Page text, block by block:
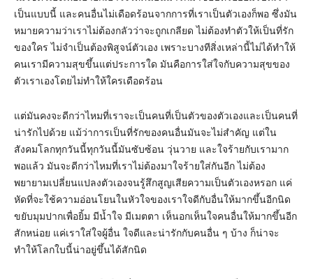
เป็นแบบนี้ และคนอื่นไม่เดือดร้อนจากการที่เราเป็นตัวเองก็พอ ซึ่งมัน
หมายความว่าเราไม่ต้องกลัวว่าจะถูกเกลียด ไม่ต้องทำตัวให้เป็นที่รัก
ของใคร ไม่จำเป็นต้องพิสูจน์ตัวเอง เพราะบางทีสิ่งเหล่านี้ไม่ได้ทำให้
คนเรามีความสุขขึ้นแต่ประการใด มันคือการใส่ใจกับความสุขของ
ตัวเราเองโดยไม่ทำให้ใครเดือดร้อน
แต่มันคงจะดีกว่าไหมที่เราจะเป็นคนที่เป็นตัวของตัวเองและเป็นคนที่
น่ารักไปด้วย แม้ว่าการเป็นที่รักของคนอื่นมันจะไม่สำคัญ แต่ใน
สังคมโลกทุกวันนี้ทุกวันนี้มันซับซ้อน วุ่นวาย และใจร้ายกับเรามาก
พอแล้ว มันจะดีกว่าไหมที่เราไม่ต้องมาใจร้ายใส่กันอีก ไม่ต้อง
พยายามเปลี่ยนแปลงตัวเองจนรู้สึกสูญเสียความเป็นตัวเองหรอก แค่
หัดที่จะใช้ความอ่อนโยนในหัวใจของเราใจดีกับอื่นให้มากขึ้นอีกนิด
ขยับมุมปากเพื่อยิ้ม มีน้ำใจ มีเมตตา เห็นอกเห็นใจคนอื่นให้มากขึ้นอีก
สักหน่อย แค่เราใส่ใจผู้อื่น ใจดีและน่ารักกับคนอื่น ๆ บ้าง ก็น่าจะ
ทำให้โลกใบนี้น่าอยู่ขึ้นได้สักนิด